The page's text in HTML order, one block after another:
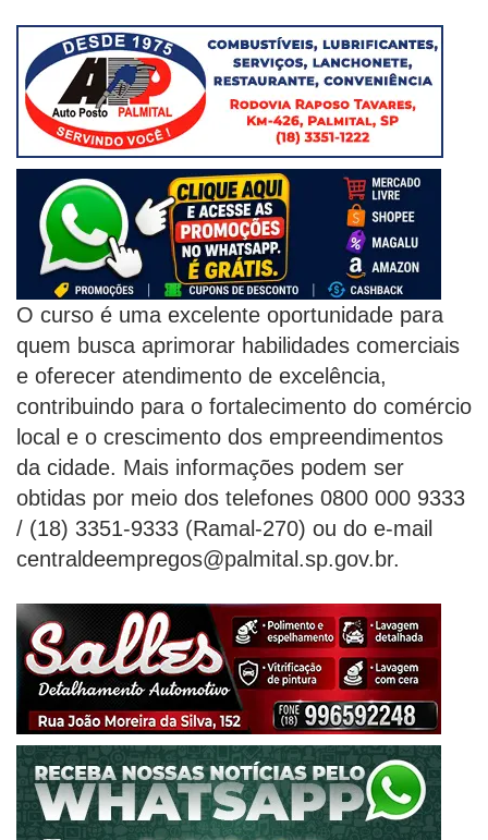
O curso é uma excelente oportunidade para
quem busca aprimorar habilidades comerciais
e oferecer atendimento de excelência,
contribuindo para o fortalecimento do comércio
local e o crescimento dos empreendimentos
da cidade. Mais informações podem ser
obtidas por meio dos telefones 0800 000 9333
/ (18) 3351-9333 (Ramal-270) ou do e-mail
centraldeempregos@palmital.sp.gov.br.